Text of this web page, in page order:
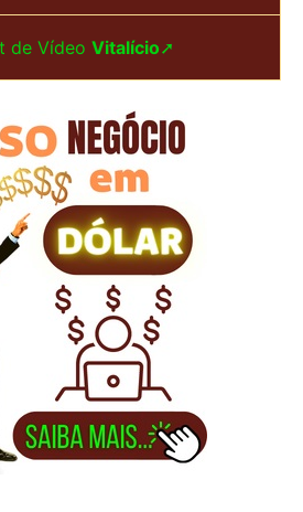
de Vídeo Vitalício➚